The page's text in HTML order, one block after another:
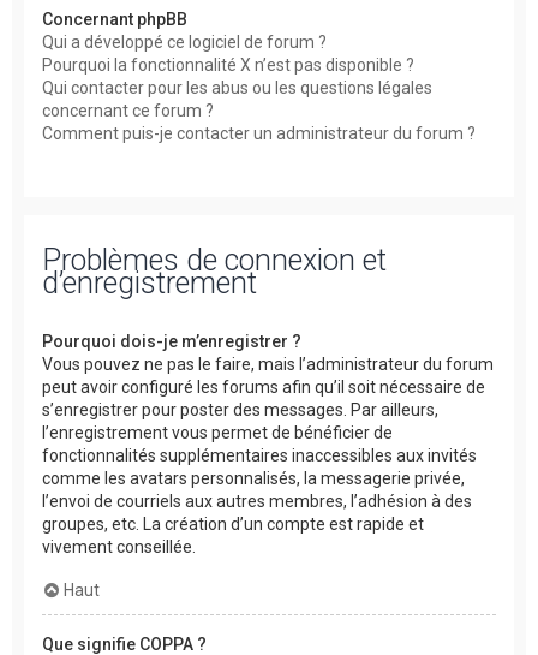
Concernant phpBB
Qui a développé ce logiciel de forum ?
Pourquoi la fonctionnalité X n’est pas disponible ?
Qui contacter pour les abus ou les questions légales
concernant ce forum ?
Comment puis-je contacter un administrateur du forum ?
Problèmes de connexion et
d’enregistrement
Pourquoi dois-je m’enregistrer ?
Vous pouvez ne pas le faire, mais l’administrateur du forum
peut avoir configuré les forums afin qu’il soit nécessaire de
s’enregistrer pour poster des messages. Par ailleurs,
l’enregistrement vous permet de bénéficier de
fonctionnalités supplémentaires inaccessibles aux invités
comme les avatars personnalisés, la messagerie privée,
l’envoi de courriels aux autres membres, l’adhésion à des
groupes, etc. La création d’un compte est rapide et
vivement conseillée.
Haut
Que signifie COPPA ?